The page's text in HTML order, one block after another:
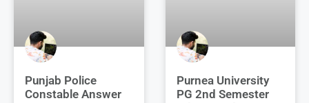
Punjab Police
Constable Answer
Purnea University
PG 2nd Semester